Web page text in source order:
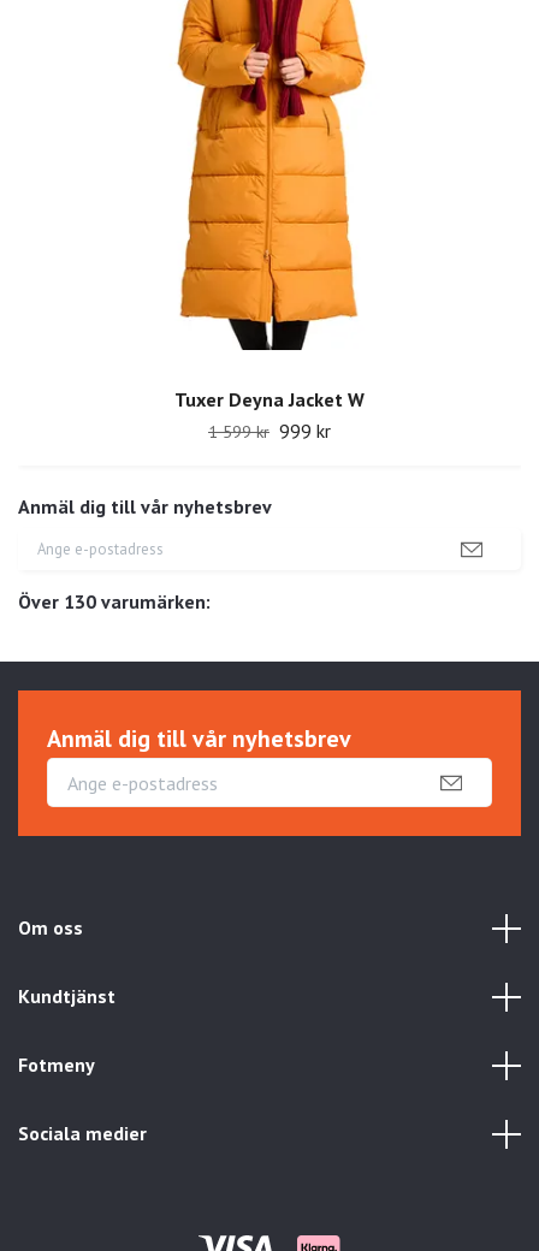
Anmäl dig till vår nyhetsbrev
Över 130 varumärken:
Tuxer Deyna Jacket W
1 599 kr 999 kr
Anmäl dig till vår nyhetsbrev
Om oss
Kundtjänst
Fotmeny
Sociala medier